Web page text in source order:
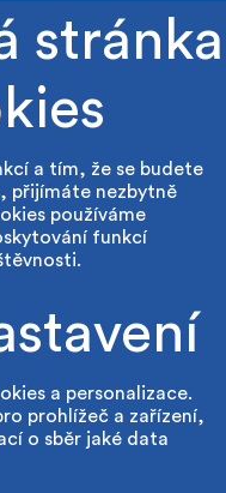
stránka
a tím, že se budete
přijímáte nezbytně
používáme
funkcí
a personalizace.
prohlížeč a zařízení,
o sběr jaké data